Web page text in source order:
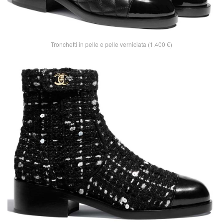
Tronchetti in pelle e pelle verniciata (1.400 €)